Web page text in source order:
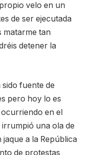
velo en un
de ser ejecutada
matarme tan
detener la
fuente de
pero hoy lo es
ocurriendo en el
una ola de
a la República
de protestas